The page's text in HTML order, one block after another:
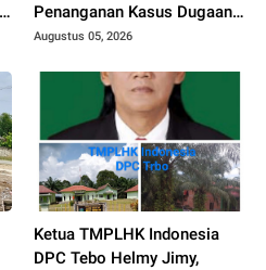
Penanganan Kasus Dugaan
Korupsi di DPUPR Tebo Rp
Augustus 05, 2026
Ketua TMPLHK Indonesia
DPC Tebo Helmy Jimy,